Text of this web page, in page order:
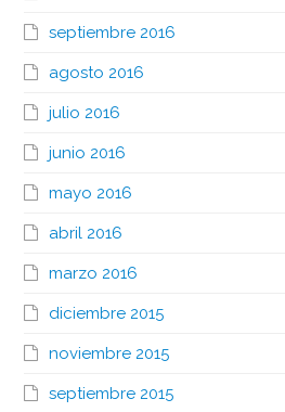
septiembre 2016
agosto 2016
julio 2016
junio 2016
mayo 2016
abril 2016
marzo 2016
diciembre 2015
noviembre 2015
septiembre 2015